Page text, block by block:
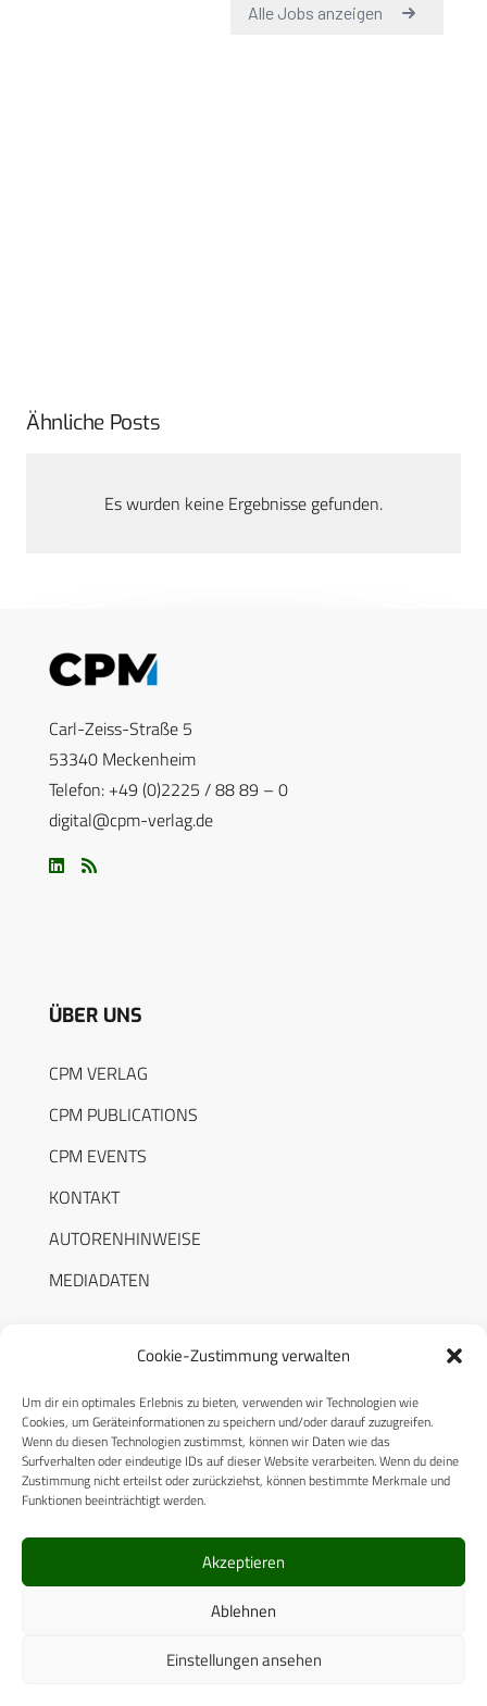
Cookie-Zustimmung verwalten
Um dir ein optimales Erlebnis zu bieten, verwenden wir Technologien wie
Cookies, um Geräteinformationen zu speichern und/oder darauf zuzugreifen.
Wenn du diesen Technologien zustimmst, können wir Daten wie das
Surfverhalten oder eindeutige IDs auf dieser Website verarbeiten. Wenn du deine
Zustimmung nicht erteilst oder zurückziehst, können bestimmte Merkmale und
Funktionen beeinträchtigt werden.
Akzeptieren
Ablehnen
Einstellungen ansehen
Ähnliche Posts
Es wurden keine Ergebnisse gefunden.
Carl-Zeiss-Straße 5
53340 Meckenheim
Telefon: +49 (0)2225 / 88 89 – 0
digital@cpm-verlag.de
ÜBER UNS
CPM VERLAG
CPM PUBLICATIONS
CPM EVENTS
KONTAKT
AUTORENHINWEISE
MEDIADATEN
RECHTLICHES
Datenschutzerklärung
Cookie-Richtlinie (EU)